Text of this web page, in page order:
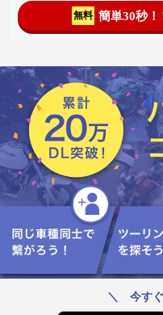
無料 簡単30秒！
＼ 今す